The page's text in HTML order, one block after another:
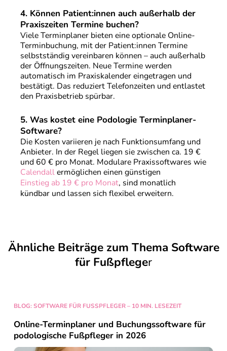
4. Können Patient:innen auch außerhalb der
Praxiszeiten Termine buchen?
Viele Terminplaner bieten eine optionale Online-
Terminbuchung, mit der Patient:innen Termine
selbstständig vereinbaren können – auch außerhalb
der Öffnungszeiten. Neue Termine werden
automatisch im Praxiskalender eingetragen und
bestätigt. Das reduziert Telefonzeiten und entlastet
den Praxisbetrieb spürbar.
5. Was kostet eine Podologie Terminplaner-
Software?
Die Kosten variieren je nach Funktionsumfang und
Anbieter. In der Regel liegen sie zwischen ca. 19 €
und 60 € pro Monat. Modulare Praxissoftwares wie
Calendallermöglichen einen günstigen
Einstieg ab 19 € pro Monat, sind monatlich
kündbar und lassen sich flexibel erweitern.
Ähnliche Beiträge zum Thema Software
für Fußpfleger
BLOG: SOFTWARE FÜR FUSSPFLEGER – 10 MIN. LESEZEIT
Online-Terminplaner und Buchungssoftware für
podologische Fußpfleger in 2026